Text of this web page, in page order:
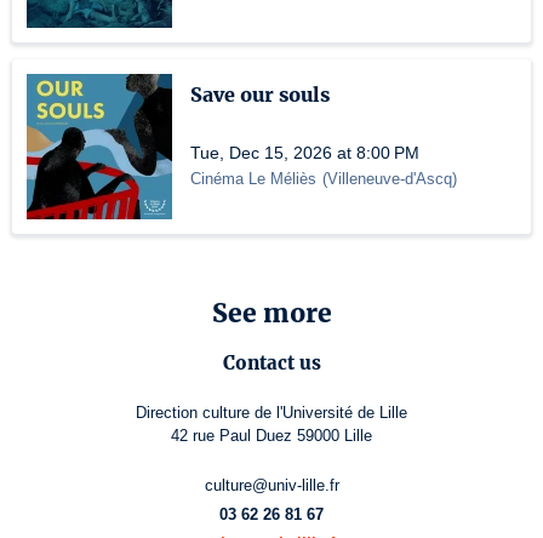
Save our souls
Tue, Dec 15, 2026 at 8:00 PM
Cinéma Le Méliès (Villeneuve-d'Ascq)
See more
Contact us
Direction culture de l'Université de Lille
42 rue Paul Duez 59000 Lille
culture@univ-lille.fr
03 62 26 81 67